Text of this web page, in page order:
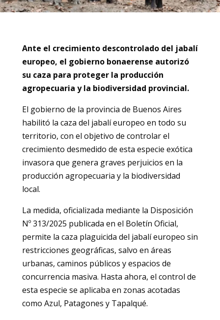
Ante el crecimiento descontrolado del jabalí
europeo, el gobierno bonaerense autorizó
su caza para proteger la producción
agropecuaria y la biodiversidad provincial.
El gobierno de la provincia de Buenos Aires
habilitó la caza del jabalí europeo en todo su
territorio, con el objetivo de controlar el
crecimiento desmedido de esta especie exótica
invasora que genera graves perjuicios en la
producción agropecuaria y la biodiversidad
local.
La medida, oficializada mediante la Disposición
Nº 313/2025 publicada en el Boletín Oficial,
permite la caza plaguicida del jabalí europeo sin
restricciones geográficas, salvo en áreas
urbanas, caminos públicos y espacios de
concurrencia masiva. Hasta ahora, el control de
esta especie se aplicaba en zonas acotadas
como Azul, Patagones y Tapalqué.